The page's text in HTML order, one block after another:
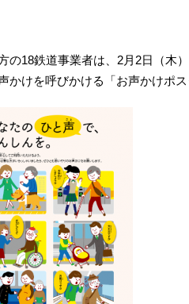
の18鉄道事業者は、2月2日（木
けを呼びかける「お声かけポス